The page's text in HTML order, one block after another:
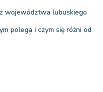
województwa lubuskiego
polega i czym się różni od